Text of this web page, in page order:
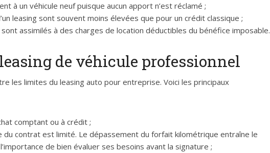
à un véhicule neuf puisque aucun apport n’est réclamé ;
leasing sont souvent moins élevées que pour un crédit classique ;
assimilés à des charges de location déductibles du bénéfice imposable.
de véhicule professionnel
les limites du leasing auto pour entreprise. Voici les principaux
comptant ou à crédit ;
contrat est limité. Le dépassement du forfait kilométrique entraîne le
de bien évaluer ses besoins avant la signature ;